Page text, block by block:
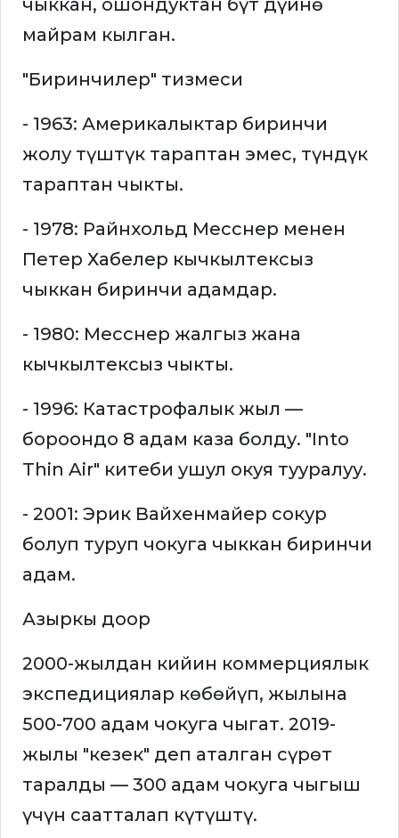
чыккан, ошондуктан бүт дүйнө
майрам кылган.
"Биринчилер" тизмеси
- 1963: Америкалыктар биринчи
жолу түштүк тараптан эмес, түндүк
тараптан чыкты.
- 1978: Райнхольд Месснер менен
Петер Хабелер кычкылтексыз
чыккан биринчи адамдар.
- 1980: Месснер жалгыз жана
кычкылтексыз чыкты.
- 1996: Катастрофалык жыл —
бороондо 8 адам каза болду. "Into
Thin Air" китеби ушул окуя тууралуу.
- 2001: Эрик Вайхенмайер сокур
болуп туруп чокуга чыккан биринчи
адам.
Азыркы доор
2000-жылдан кийин коммерциялык
экспедициялар көбөйүп, жылына
500-700 адам чокуга чыгат. 2019-
жылы "кезек" деп аталган сүрөт
таралды — 300 адам чокуга чыгыш
үчүн саатталап күтүштү.